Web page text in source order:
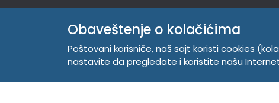
Novi Sad, Srbija
Telefon:
381 21 529 883
Mobilni:381 63 529 608
PIB 104345469
Matični broj 20150718
Obaveštenje o kolačićima
Poštovani korisniče, naš sajt koristi cookies
nastavite da pregledate i koristite našu